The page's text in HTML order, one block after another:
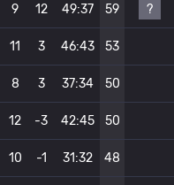
9 12 49:37 59 ?
11 3 46:43 53
8 3 37:34 50
12 -3 42:45 50
10 -1 31:32 48